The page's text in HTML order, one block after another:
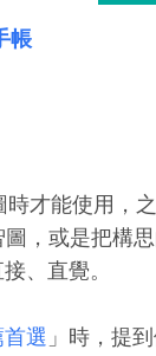
帳
才能使用，
，或是把構
、直覺。
選 」時，提